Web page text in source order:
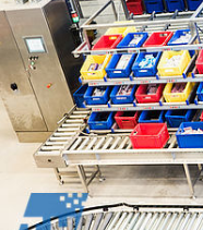
ALUMNI
HOCHSCHULE
INTERNATIONAL
BESCHÄFTIGTE
Blogs Kontakt und
TH Online-Portal